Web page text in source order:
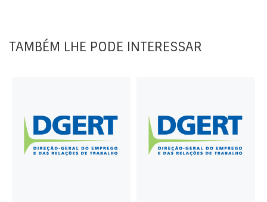
TAMBÉM LHE PODE INTERESSAR